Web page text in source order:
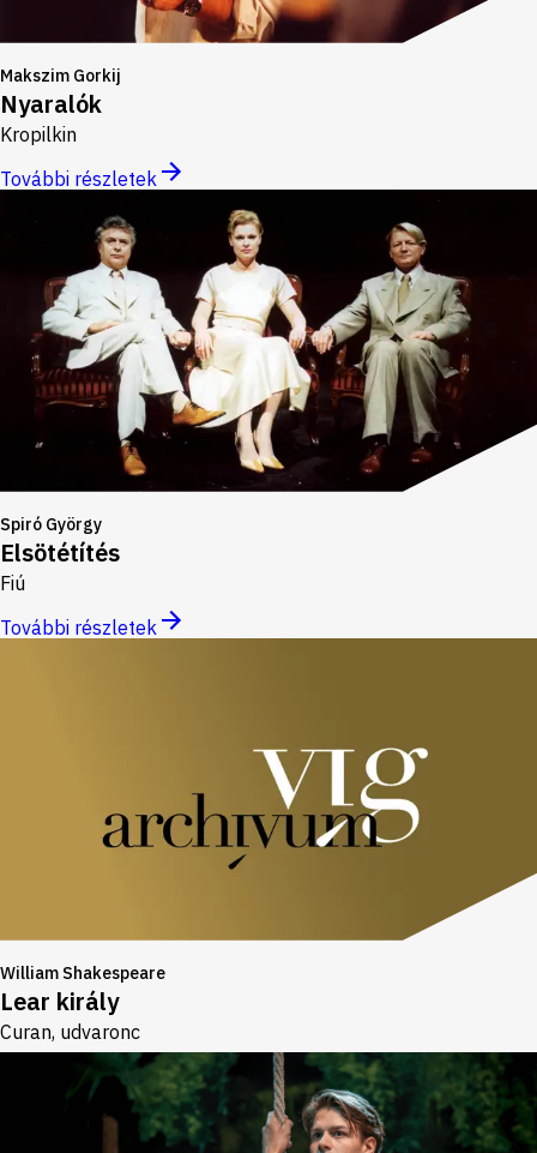
Makszim Gorkij
Nyaralók
Kropilkin
További részletek
Spiró György
Elsötétítés
Fiú
További részletek
William Shakespeare
Lear király
Curan, udvaronc